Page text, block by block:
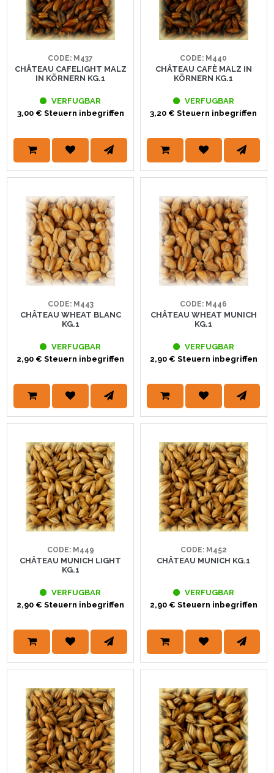
CODE: M437
CHÂTEAU CAFELIGHT MALZ
IN KÖRNERN KG.1
VERFUGBAR
3,00 € Steuern inbegriffen
CODE: M440
CHÂTEAU CAFÈ MALZ IN
KÖRNERN KG.1
VERFUGBAR
3,20 € Steuern inbegriffen
CODE: M443
CHÂTEAU WHEAT BLANC
KG.1
VERFUGBAR
2,90 € Steuern inbegriffen
CODE: M446
CHÂTEAU WHEAT MUNICH
KG.1
VERFUGBAR
2,90 € Steuern inbegriffen
CODE: M449
CHÂTEAU MUNICH LIGHT
KG.1
VERFUGBAR
2,90 € Steuern inbegriffen
CODE: M452
CHÂTEAU MUNICH KG.1
VERFUGBAR
2,90 € Steuern inbegriffen